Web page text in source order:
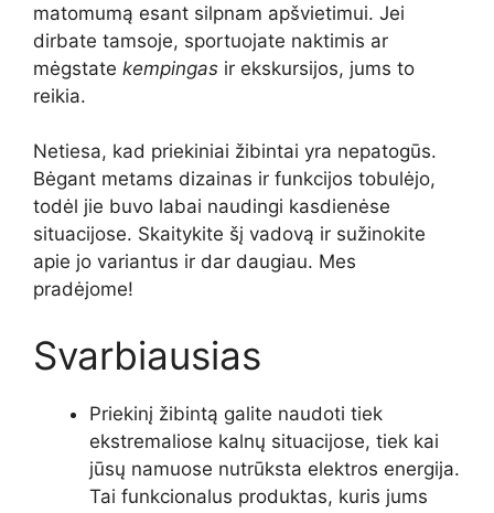
matomumą esant silpnam apšvietimui. Jei
dirbate tamsoje, sportuojate naktimis ar
mėgstate kempingas ir ekskursijos, jums to
reikia.
Netiesa, kad priekiniai žibintai yra nepatogūs.
Bėgant metams dizainas ir funkcijos tobulėjo,
todėl jie buvo labai naudingi kasdienėse
situacijose. Skaitykite šį vadovą ir sužinokite
apie jo variantus ir dar daugiau. Mes
pradėjome!
Svarbiausias
Priekinį žibintą galite naudoti tiek
ekstremaliose kalnų situacijose, tiek kai
jūsų namuose nutrūksta elektros energija.
Tai funkcionalus produktas, kuris jums